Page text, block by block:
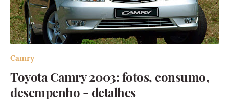
Camry
Toyota Camry 2003: fotos, consumo,
desempenho - detalhes